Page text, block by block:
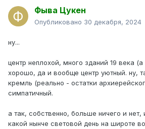
Фыва Цукен
Опубликовано 30 декабря, 2024
ну...
центр неплохой, много зданий 19 века (а
хорошо, да и вообще центр уютный. ну,
кремль (реально - остатки
симпатичный.
а так, собственно, больше ничего и нет,
какой нынче световой день на широте